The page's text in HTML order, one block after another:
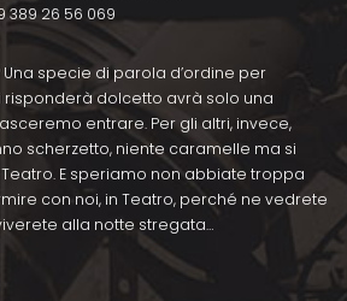
389 26 56 069
specie di parola d’ordine per
risponderà dolcetto avrà solo una
entrare. Per gli altri, invece,
scherzetto, niente caramelle ma si
E speriamo non abbiate troppa
con noi, in Teatro, perché ne vedrete
alla notte stregata…